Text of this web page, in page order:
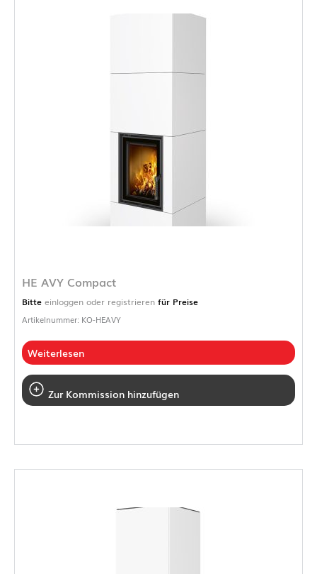
HE AVY Compact
Bitte einloggen oder registrieren für Preise
Artikelnummer: KO-HEAVY
Weiterlesen
Zur Kommission hinzufügen